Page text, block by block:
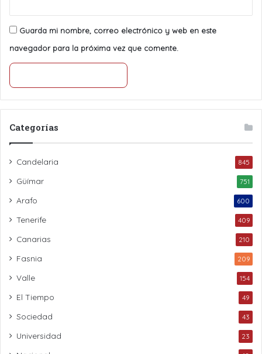
Guarda mi nombre, correo electrónico y web en este
navegador para la próxima vez que comente.
Categorías
Candelaria 845
Güímar 751
Arafo 600
Tenerife 409
Canarias 210
Fasnia 209
Valle 154
El Tiempo 49
Sociedad 43
Universidad 23